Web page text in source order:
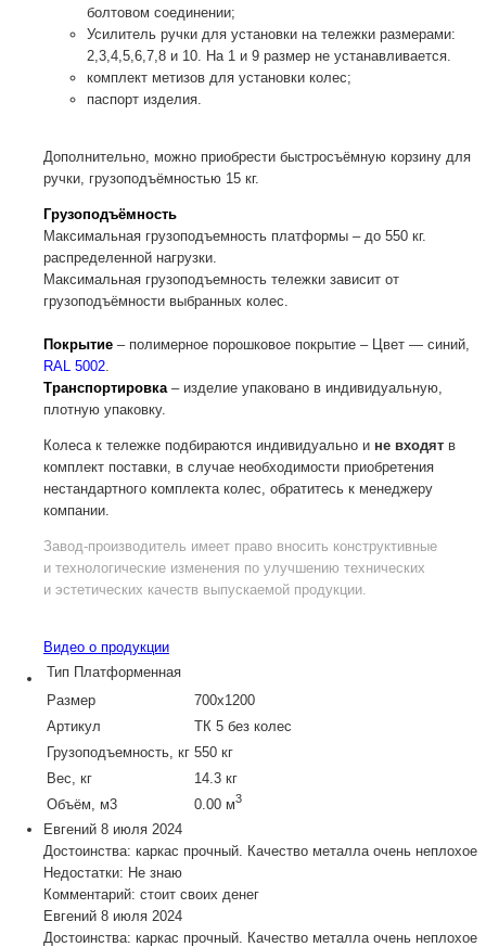
болтовом соединении;
Усилитель ручки для установки на тележки размерами:
2,3,4,5,6,7,8 и 10. На 1 и 9 размер не устанавливается.
комплект метизов для установки колес;
паспорт изделия.
Дополнительно, можно приобрести быстросъёмную корзину для
ручки, грузоподъёмностью 15 кг.
Грузоподъёмность
Максимальная грузоподъемность платформы – до 550 кг.
распределенной нагрузки.
Максимальная грузоподъемность тележки зависит от
грузоподъёмности выбранных колес.
Покрытие – полимерное порошковое покрытие – Цвет — синий,
RAL 5002
Транспортировка – изделие упаковано в индивидуальную,
плотную упаковку.
Колеса к тележке подбираются индивидуально и не входят в
комплект поставки, в случае необходимости приобретения
нестандартного комплекта колес, обратитесь к менеджеру
компании.
Завод-производитель имеет право вносить конструктивные
и технологические изменения по улучшению технических
и эстетических качеств выпускаемой продукции.
Видео о продукции
Тип Платформенная
Размер
700х1200
Артикул
ТК 5 без колес
Грузоподъемность, кг 550 кг
Вес, кг
14.3 кг
Объём, м3
0.00 м3
Евгений 8 июля 2024
Достоинства: каркас прочный. Качество металла очень неплохое
Недостатки: Не знаю
Комментарий: стоит своих денег
Евгений 8 июля 2024
Достоинства: каркас прочный. Качество металла очень неплохое